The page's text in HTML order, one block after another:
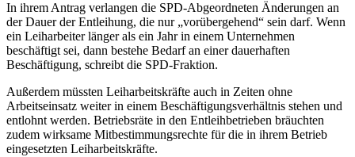
In ihrem Antrag verlangen die SPD-Abgeordneten Änderungen an
der Dauer der Entleihung, die nur „vorübergehend“ sein darf. Wenn
ein Leiharbeiter länger als ein Jahr in einem Unternehmen
beschäftigt sei, dann bestehe Bedarf an einer dauerhaften
Beschäftigung, schreibt die SPD-Fraktion.
Außerdem müssten Leiharbeitskräfte auch in Zeiten ohne
Arbeitseinsatz weiter in einem Beschäftigungsverhältnis stehen und
entlohnt werden. Betriebsräte in den Entleihbetrieben bräuchten
zudem wirksame Mitbestimmungsrechte für die in ihrem Betrieb
eingesetzten Leiharbeitskräfte.